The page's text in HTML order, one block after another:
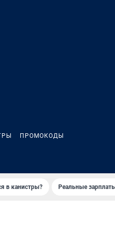
ПРОМОКОДЫ
в канистры? Реальные